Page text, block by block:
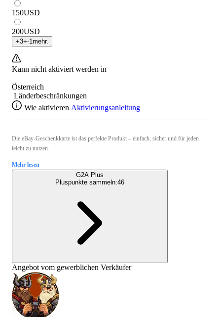
150USD
200USD
+3+-1 mehr.
Kann nicht aktiviert werden in
Österreich
Länderbeschränkungen
Wie aktivieren Aktivierungsanleitung
Die eBay-Geschenkkarte ist das perfekte Produkt – einfach, sicher und für jeden
leicht zu nutzen.
Mehr lesen
G2A Plus
Pluspunkte sammeln:46
Angebot vom gewerblichen Verkäufer